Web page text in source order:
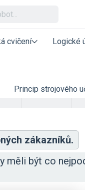
cvičení Logické
Princip strojového
zákazníků.
měli být co